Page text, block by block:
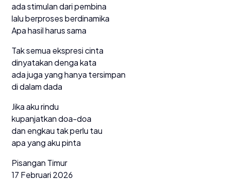
ada stimulan dari pembina
lalu berproses berdinamika
Apa hasil harus sama
Tak semua ekspresi cinta
dinyatakan denga kata
ada juga yang hanya tersimpan
di dalam dada
Jika aku rindu
kupanjatkan doa-doa
dan engkau tak perlu tau
apa yang aku pinta
Pisangan Timur
17 Februari 2026